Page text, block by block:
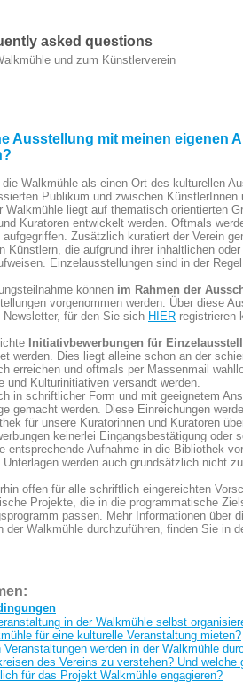
asked questions
und zum Künstlerverein
Ausstellung mit meinen eigenen
Walkmühle als einen Ort des kulturellen
Publikum und zwischen KünstlerInnen
Walkmühle liegt auf thematisch orientierten
Kuratoren entwickelt werden. Oftmals
Zusätzlich kuratiert der Verein
Künstlern, die aufgrund ihrer inhaltlichen
Einzelausstellungen sind in der
können im Rahmen der
vorgenommen werden. Über diese
für den Sie sich HIER registrieren
Initiativbewerbungen für
werden. Dies liegt alleine schon an der
erreichen und oftmals per Massenmail
und Kulturinitiativen versandt werden.
in schriftlicher Form und mit geeignetem
gemacht werden. Diese Einreichungen
für unsere Kuratorinnen und Kuratoren
keinerlei Eingangsbestätigung oder
entsprechende Aufnahme in die Bibliothek
werden auch grundsätzlich nicht
offen für alle schriftlich eingereichten
Projekte, die in die programmatische
passen. Mehr Informationen über
der Walkmühle durchzuführen, finden Sie in
in der Walkmühle selbst
für eine kulturelle Veranstaltung mieten?
werden in der Walkmühle
des Vereins zu verstehen? Und welche
für das Projekt Walkmühle engagieren?